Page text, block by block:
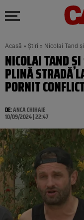
Acasă » Știri » Nicolai Tand
NICOLAI TAND
PLINĂ STRADĂ
PORNIT
DE:ANCA CHIHAIE
10/09/2024 | 22:47